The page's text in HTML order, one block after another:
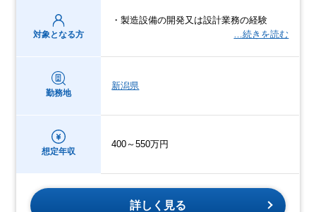
対象となる方
・製造設備の開発又は設計業務の経験
…続きを読む
勤務地
新潟県
想定年収
400～550万円
詳しく見る